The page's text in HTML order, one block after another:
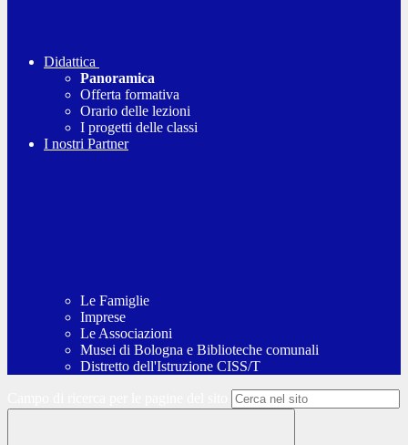
Didattica
Panoramica
Offerta formativa
Orario delle lezioni
I progetti delle classi
I nostri Partner
Le Famiglie
Imprese
Le Associazioni
Musei di Bologna e Biblioteche comunali
Distretto dell'Istruzione CISS/T